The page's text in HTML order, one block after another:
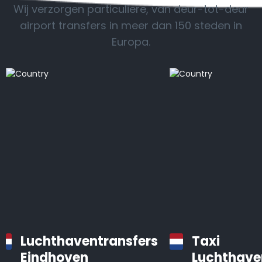
Wij verzorgen particuliere, van deur-tot-deur
airport transfers in meer dan 150 steden in
Europa.
Luchthaventransfers
Eindhoven
Taxi